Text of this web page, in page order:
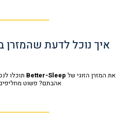
איך נוכל לדעת שהמזרן
את המזרן הזוגי של Better-Sleep
אהבתם? פשוט